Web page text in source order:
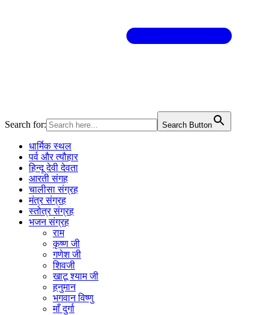
Search for: Search Button
धार्मिक स्थल
पर्व और त्यौहार
हिन्दू देवी देवता
आरती संगह
चालीसा संग्रह
मंत्र संग्रह
स्तोत्र संग्रह
भजन संग्रह
राम
कृष्ण जी
गणेश जी
शिवजी
खाटू श्याम जी
हनुमान
भगवान विष्णु
माँ दुर्गा